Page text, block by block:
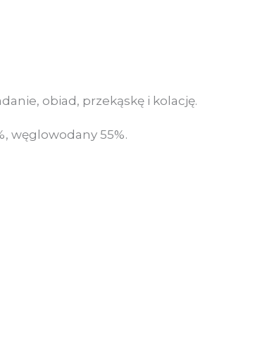
obiad, przekąskę i kolację.
węglowodany 55%.